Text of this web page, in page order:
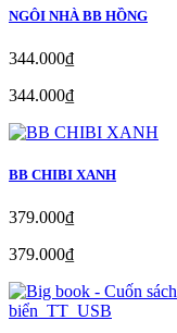
NGÔI NHÀ BB HỒNG
344.000₫
344.000₫
BB CHIBI XANH
379.000₫
379.000₫